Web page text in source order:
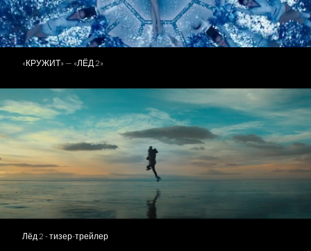
«КРУЖИТ» — «ЛЁД 2»
Лёд 2 - тизер-трейлер